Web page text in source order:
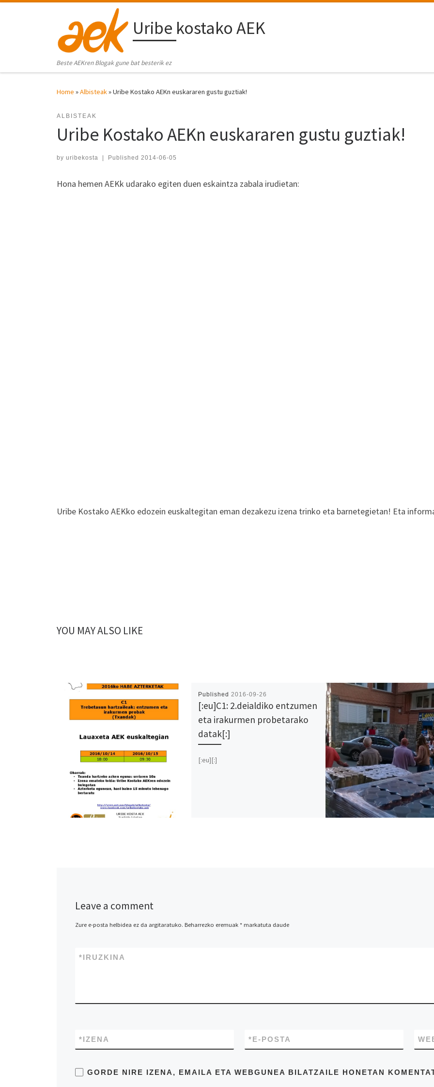
Uribe kostako AEK
Beste AEKren Blogak gune bat besterik ez
Home »Albisteak»Uribe Kostako AEKn euskararen gustu guztiak!
ALBISTEAK
Uribe Kostako AEKn euskararen gustu guztiak!
by uribekosta Published 2014-06-05
Hona hemen AEKk udarako egiten duen eskaintza zabala irudietan:
Uribe Kostako AEKko edozein euskaltegitan eman dezakezu izena trinko eta barnetegietan! Eta
YOU MAY ALSO LIKE
Published 2016-09-26
[:eu]C1: 2.deialdiko entzumen
eta irakurmen probetarako
datak[:]
[:eu][:]
Leave a comment
Zure e-posta helbidea ez da argitaratuko. Beharrezko eremuak *markatuta daude
IRUZKINA
*
IZENA
* E-POSTA
*
GORDE NIRE IZENA, EMAILA ETA WEBGUNEA BILATZAILE HONETAN